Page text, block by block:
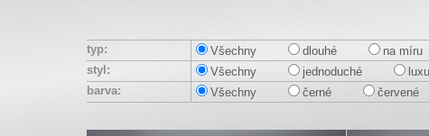
typ: Všechny dlouhé na míru
styl:
Všechny jednoduché
barva:
Všechny černé červené